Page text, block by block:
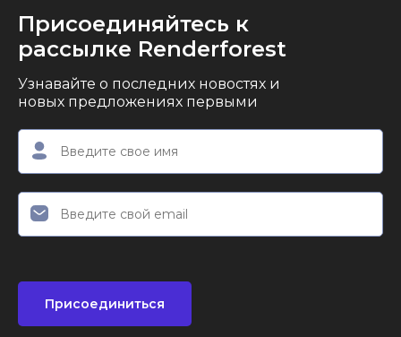
Присоединяйтесь к
рассылке Renderforest
Узнавайте о последних новостях и
новых предложениях первыми
Присоединиться